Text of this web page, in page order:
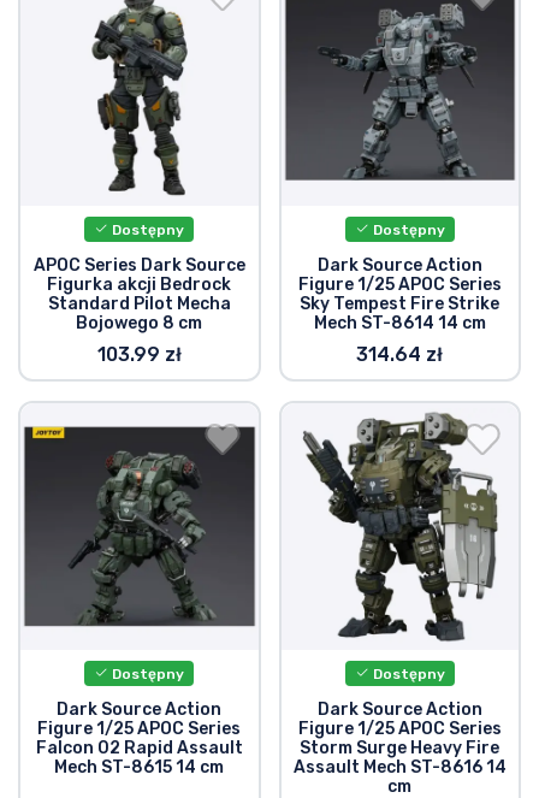
Dostępny
APOC Series Dark Source
Figurka akcji Bedrock
Standard Pilot Mecha
Bojowego 8 cm
103.99 zł
Dostępny
Dark Source Action
Figure 1/25 APOC Series
Sky Tempest Fire Strike
Mech ST-8614 14 cm
314.64 zł
Dostępny
Dark Source Action
Figure 1/25 APOC Series
Falcon 02 Rapid Assault
Mech ST-8615 14 cm
Dostępny
Dark Source Action
Figure 1/25 APOC Series
Storm Surge Heavy Fire
Assault Mech ST-8616 14
cm